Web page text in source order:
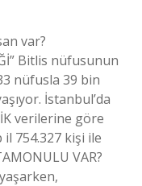
var?
Bitlis nüfusunun
nüfusla 39 bin
İstanbul’da
verilerine göre
754.327 kişi ile
VAR?